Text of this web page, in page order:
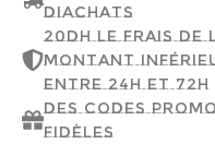
d'achats
20dh le frais de
montant
entre 24h et 72h
Des codes
fidèles